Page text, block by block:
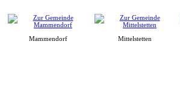
Mammendorf Mittelstetten